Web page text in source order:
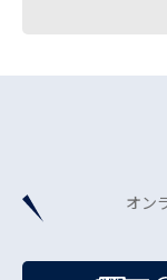
オン